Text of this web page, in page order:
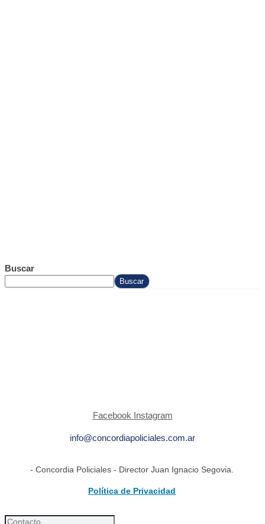
Buscar
Buscar
Facebook Instagram
info@concordiapoliciales.com.ar
- Concordia Policiales - Director Juan Ignacio Segovia.
Política de Privacidad